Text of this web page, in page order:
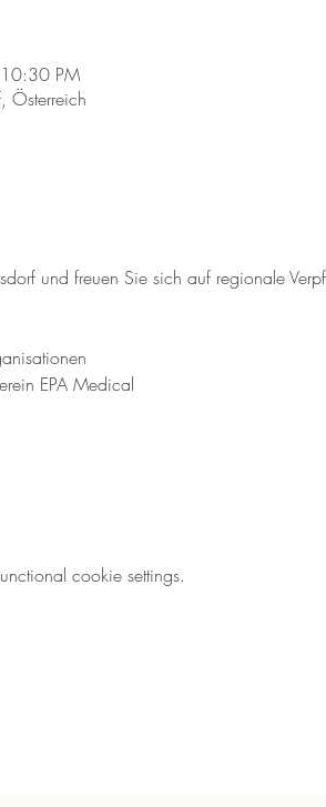
PM
Österreich
und freuen Sie sich auf regionale
EPA Medical
cookie settings.